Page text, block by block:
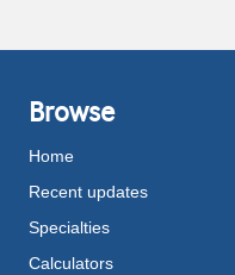
Browse
Home
Recent updates
Specialties
Calculators